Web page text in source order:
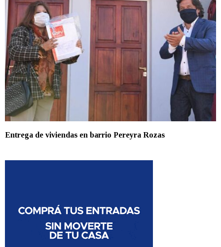
Entrega de viviendas en barrio Pereyra Rozas